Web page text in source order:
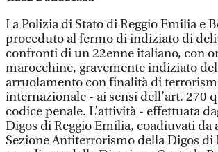
La Polizia di Stato di Reggio Emilia e
proceduto al fermo di indiziato di
confronti di un 22enne italiano, con
marocchine, gravemente indiziato
arruolamento con finalità di
internazionale - ai sensi dell’art. 270
codice penale. L’attività - effettuata
Digos di Reggio Emilia, coadiuvati da
Sezione Antiterrorismo della Digos di